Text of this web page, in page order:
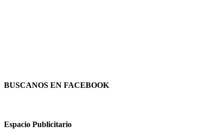
BUSCANOS EN FACEBOOK
Espacio Publicitario